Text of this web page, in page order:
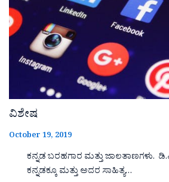
ವಿಶೇಷ
October 19, 2019
ಕನ್ನಡ ಬರಹಗಾರ ಮತ್ತು
ಕನ್ನಡಕ್ಕೂ ಮತ್ತು ಅದರ ಸಾಹಿತ್ಯ…